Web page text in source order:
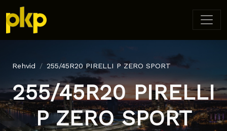
Rehvid 255/45R20 PIRELLI P ZERO SPORT
255/45R20 PIRELLI
P ZERO SPORT